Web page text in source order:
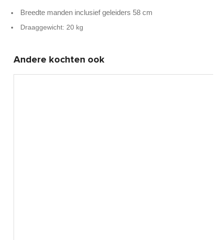
Breedte manden inclusief geleiders 58 cm
Draaggewicht: 20 kg
Andere kochten ook